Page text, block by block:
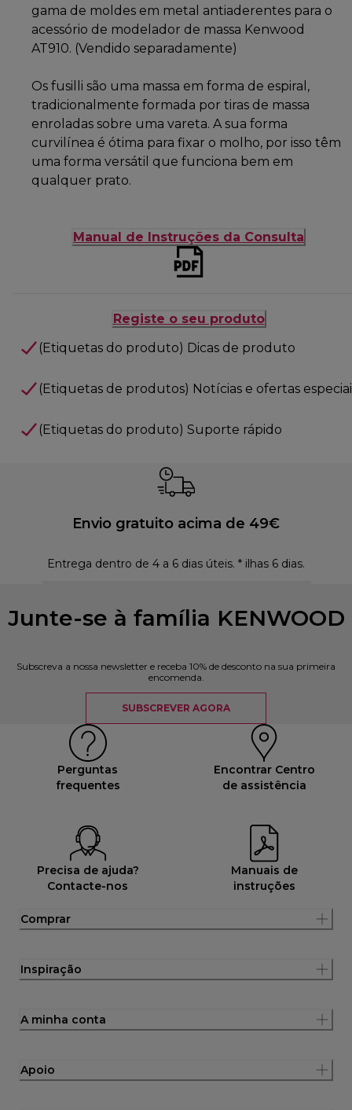
gama de moldes em metal antiaderentes para o
acessório de modelador de massa Kenwood
AT910. (Vendido separadamente)
Os fusilli são uma massa em forma de espiral,
tradicionalmente formada por tiras de massa
enroladas sobre uma vareta. A sua forma
curvilínea é ótima para fixar o molho, por isso têm
uma forma versátil que funciona bem em
qualquer prato.
Manual de Instruções da Consulta
Registe o seu produto
(Etiquetas do produto) Dicas de produto
(Etiquetas de produtos) Notícias e ofertas
(Etiquetas do produto) Suporte rápido
Envio gratuito acima de 49€
Entrega dentro de 4 a 6 dias úteis. * ilhas 6 dias.
Junte-se à família KENWOOD
Subscreva a nossa newsletter e receba 10% de desconto na sua primeira
encomenda.
SUBSCREVER AGORA
Perguntas
frequentes
Encontrar Centro
de assistência
Precisa de ajuda?
Contacte-nos
Manuais de
instruções
Comprar
Inspiração
A minha conta
Apoio